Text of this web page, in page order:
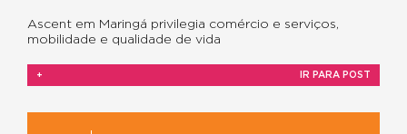
Ascent em Maringá privilegia comércio e serviços,
mobilidade e qualidade de vida
+ IR PARA POST